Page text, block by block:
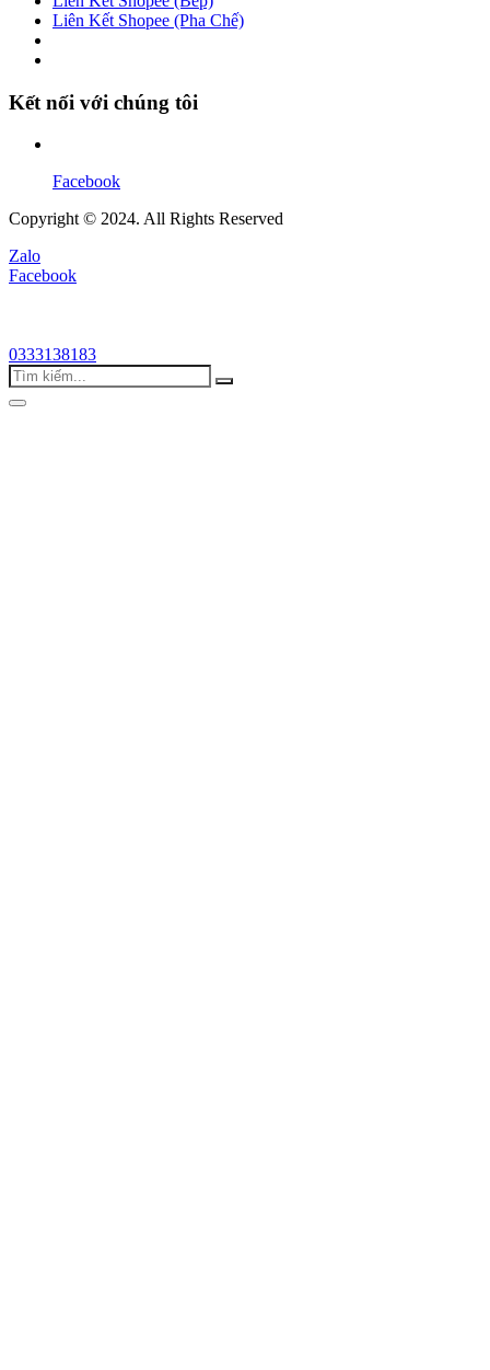
Liên Kết Shopee (Pha Chế)
Kết nối với chúng tôi
Facebook
Copyright © 2024. All Rights Reserved
Zalo
Facebook
0333138183